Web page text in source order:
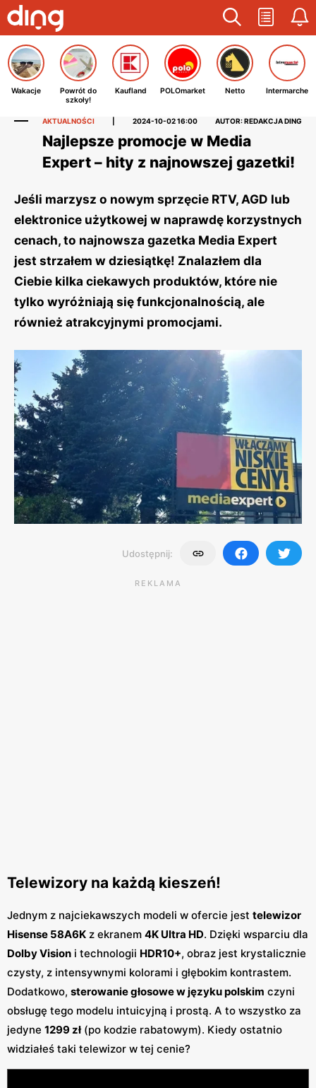
Wakacje
Powrót do
szkoły!
Kaufland POLOmarket Netto Intermarche
AKTUALNOŚCI 2024-10-02 16:00 AUTOR: REDAKCJA DING
Najlepsze promocje w Media
Expert – hity z najnowszej gazetki!
Jeśli marzysz o nowym sprzęcie RTV, AGD lub
elektronice użytkowej w naprawdę korzystnych
cenach, to najnowsza gazetka Media Expert
jest strzałem w dziesiątkę! Znalazłem dla
Ciebie kilka ciekawych produktów, które nie
tylko wyróżniają się funkcjonalnością, ale
również atrakcyjnymi promocjami.
Udostępnij:
REKLAMA
Telewizory na każdą kieszeń!
Jednym z najciekawszych modeli w ofercie jest telewizor
Hisense 58A6K z ekranem 4K Ultra HD. Dzięki wsparciu dla
Dolby Vision i technologii HDR10+, obraz jest krystalicznie
czysty, z intensywnymi kolorami i głębokim kontrastem.
Dodatkowo, sterowanie głosowe w języku polskim czyni
obsługę tego modelu intuicyjną i prostą. A to wszystko za
jedyne 1299 zł(po kodzie rabatowym). Kiedy ostatnio
widziałeś taki telewizor w tej cenie?